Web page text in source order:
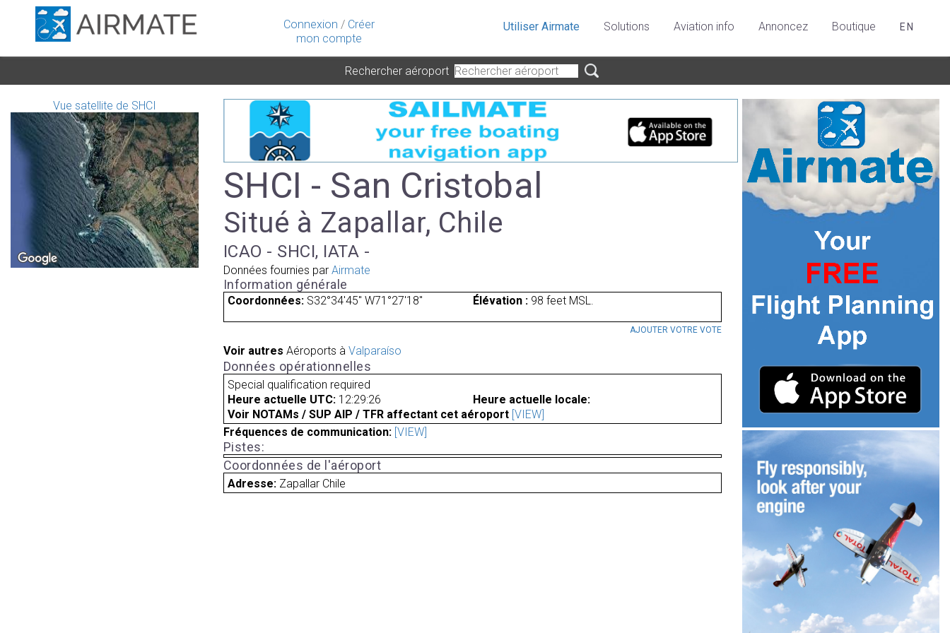
Connexion / Créer
mon compte
Utiliser Airmate Solutions Aviation info Annoncez Boutique EN
Rechercher aéroport
Vue satellite de SHCI
SHCI - San Cristobal
Situé à Zapallar, Chile
ICAO - SHCI, IATA -
Données fournies par Airmate
Information générale
Coordonnées: S32°34'45" W71°27'18" Élévation :98 feet MSL.
AJOUTER VOTRE VOTE
Voir autres Aéroports à Valparaíso
Données opérationnelles
Special qualification required
Heure actuelle UTC: 12:29:26
Heure actuelle locale:
Voir NOTAMs / SUP AIP / TFR affectant cet aéroport [VIEW]
Fréquences de communication: [VIEW]
Pistes:
Coordonnées de l'aéroport
Adresse: Zapallar Chile